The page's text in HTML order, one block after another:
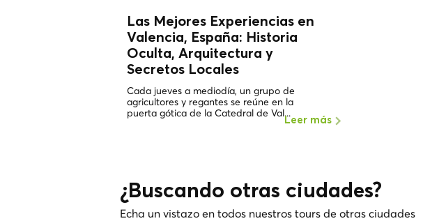
Las Mejores Experiencias en
Valencia, España: Historia
Oculta, Arquitectura y
Secretos Locales
Cada jueves a mediodía, un grupo de
agricultores y regantes se reúne en la
puerta gótica de la Catedral de Val...
Leer más
¿Buscando otras ciudades?
Echa un vistazo en todos nuestros tours de otras ciudades